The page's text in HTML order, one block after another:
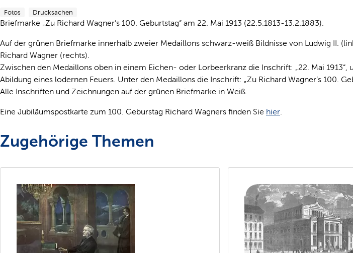
Fotos Drucksachen
Briefmarke „Zu Richard Wagner’s 100. Geburtstag“ am 22. Mai 1913 (22.5.1813-13.2.1883).
Auf der grünen Briefmarke innerhalb zweier Medaillons schwarz-weiß Bildnisse von Ludwig II.
Richard Wagner (rechts).
Zwischen den Medaillons oben in einem Eichen- oder Lorbeerkranz die Inschrift: „22. Mai 1913“,
Abildung eines lodernen Feuers. Unter den Medaillons die Inschrift: „Zu Richard Wagner’s 100.
Alle Inschriften und Zeichnungen auf der grünen Briefmarke in Weiß.
Eine Jubiläumspostkarte zum 100. Geburstag Richard Wagners finden Sie hier
Zugehörige Themen